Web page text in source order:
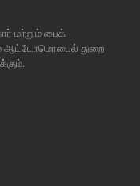
மற்றும் பைக்
ஆட்டோமொபைல் துறை